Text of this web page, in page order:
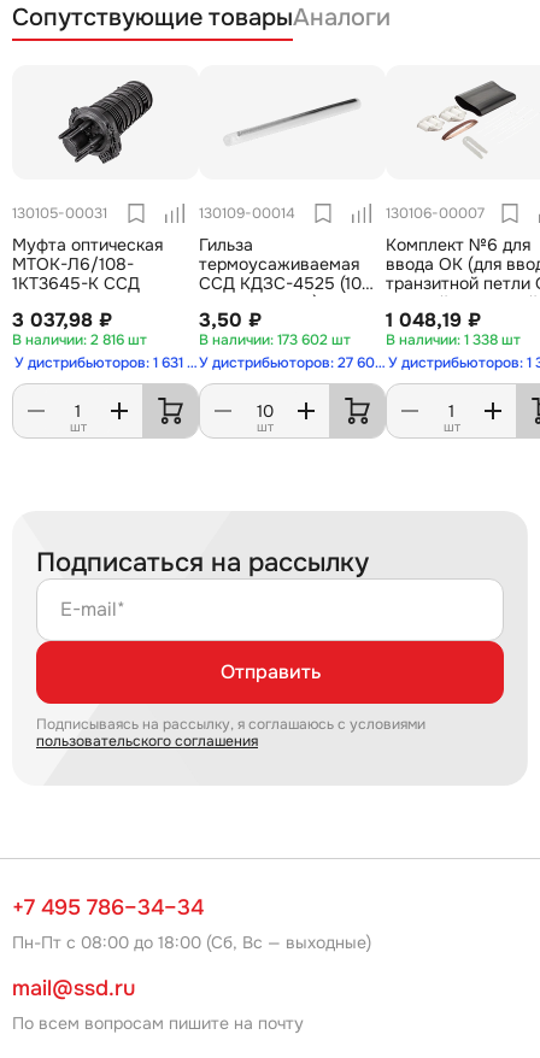
Сопутствующие товарыАналоги
130105-00031
Муфта оптическая
МТОК-Л6/108-
1КТ3645-К ССД
3 037,98 ₽
2 816 шт
У дистрибьюторов: 1 631 шт
шт
130109-00014
Гильза
термоусаживаемая
ССД КДЗС-4525 (10
шт.в упаковке)
3,50 ₽
173 602 шт
У дистрибьюторов: 27 607 шт
шт
130106-00007
Комплект №6 для
ввода ОК (для
транзитной петли
с одной
ОК с арамидными
нитями без
силовых
(МТОК-Б1, В3, Г3
1 048,19 ₽
1 338 шт
У дистрибьюторов: 1
шт
Подписаться на рассылку
E-mail*
Отправить
Подписываясь на рассылку, я соглашаюсь с условиями
пользовательского соглашения
+7 495 786–34–34
Пн-Пт с 08:00 до 18:00 (Сб, Вс — выходные)
mail@ssd.ru
По всем вопросам пишите на почту